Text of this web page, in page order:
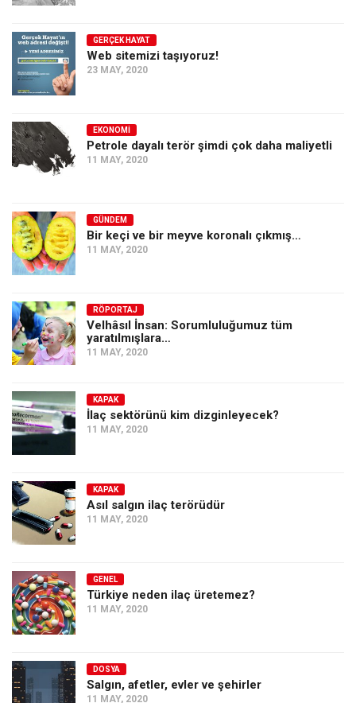
GERÇEK HAYAT
Web sitemizi taşıyoruz!
23 MAY, 2020
EKONOMI
Petrole dayalı terör şimdi çok daha maliyetli
11 MAY, 2020
GÜNDEM
Bir keçi ve bir meyve koronalı çıkmış…
11 MAY, 2020
RÖPORTAJ
Velhâsıl İnsan: Sorumluluğumuz tüm
yaratılmışlara…
11 MAY, 2020
KAPAK
İlaç sektörünü kim dizginleyecek?
11 MAY, 2020
KAPAK
Asıl salgın ilaç terörüdür
11 MAY, 2020
GENEL
Türkiye neden ilaç üretemez?
11 MAY, 2020
DOSYA
Salgın, afetler, evler ve şehirler
11 MAY, 2020